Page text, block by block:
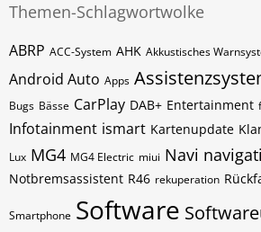
Themen-Schlagwortwolke
ABRP ACC-System AHK Akkustisches
Android Auto Apps
Bugs Bässe CarPlay DAB+ Entertainment
Infotainment ismart Kartenupdate
Lux MG4 MG4 Electric miui Navi
Notbremsassistent R46 rekuperation
Smartphone Software